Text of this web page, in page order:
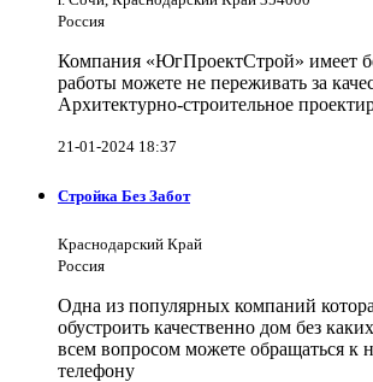
Россия
Компания «ЮгПроектСтрой» имеет
работы можете не переживать за
Архитектурно-строительное
21-01-2024 18:37
Стройка Без Забот
Краснодарский Край
Россия
Одна из популярных компаний
обустроить качественно дом без
всем вопросом можете обращаться к
телефону